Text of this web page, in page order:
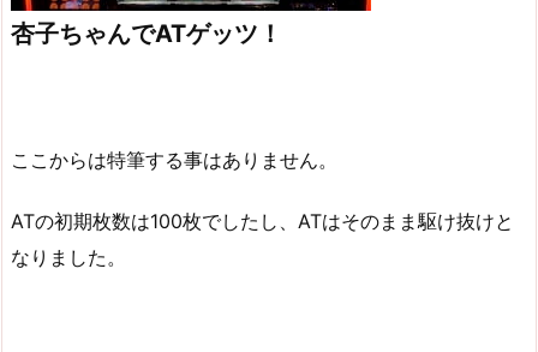
杏子ちゃんでATゲッツ！
ここからは特筆する事はありません。
ATの初期枚数は100枚でしたし、ATはそのまま駆け抜けと
なりました。